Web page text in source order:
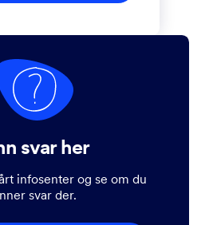
svar her
infosenter og se om du
svar der.